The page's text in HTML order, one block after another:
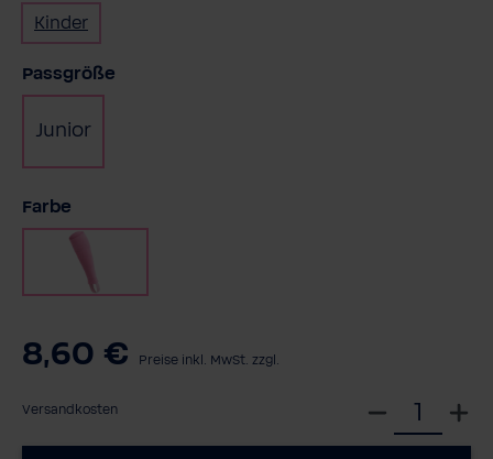
Kinder
Passgröße
Junior
Farbe
8,60 € Preise inkl. MwSt. zzgl.
Versandkosten
W